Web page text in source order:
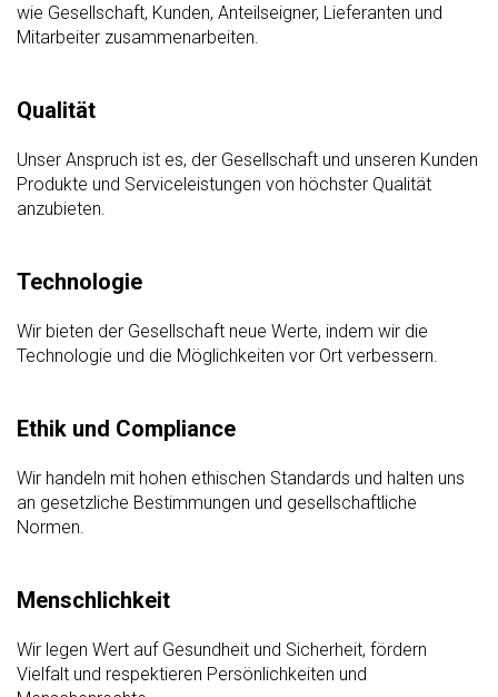
wie Gesellschaft, Kunden, Anteilseigner, Lieferanten und
Mitarbeiter zusammenarbeiten.
Qualität
Unser Anspruch ist es, der Gesellschaft und unseren Kunden
Produkte und Serviceleistungen von höchster Qualität
anzubieten.
Technologie
Wir bieten der Gesellschaft neue Werte, indem wir die
Technologie und die Möglichkeiten vor Ort verbessern.
Ethik und Compliance
Wir handeln mit hohen ethischen Standards und halten uns
an gesetzliche Bestimmungen und gesellschaftliche
Normen.
Menschlichkeit
Wir legen Wert auf Gesundheit und Sicherheit, fördern
Vielfalt und respektieren Persönlichkeiten und